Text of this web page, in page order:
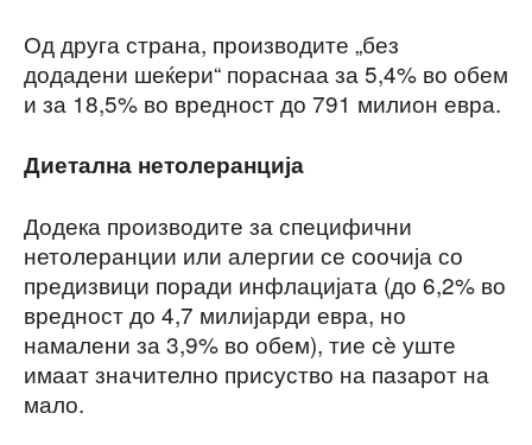
Од друга страна, производите „без
додадени шеќери“ пораснаа за 5,4% во обем
и за 18,5% во вредност до 791 милион евра.
Диетална нетолеранција
Додека производите за специфични
нетолеранции или алергии се соочија со
предизвици поради инфлацијата (до 6,2% во
вредност до 4,7 милијарди евра, но
намалени за 3,9% во обем), тие сè уште
имаат значително присуство на пазарот на
мало.